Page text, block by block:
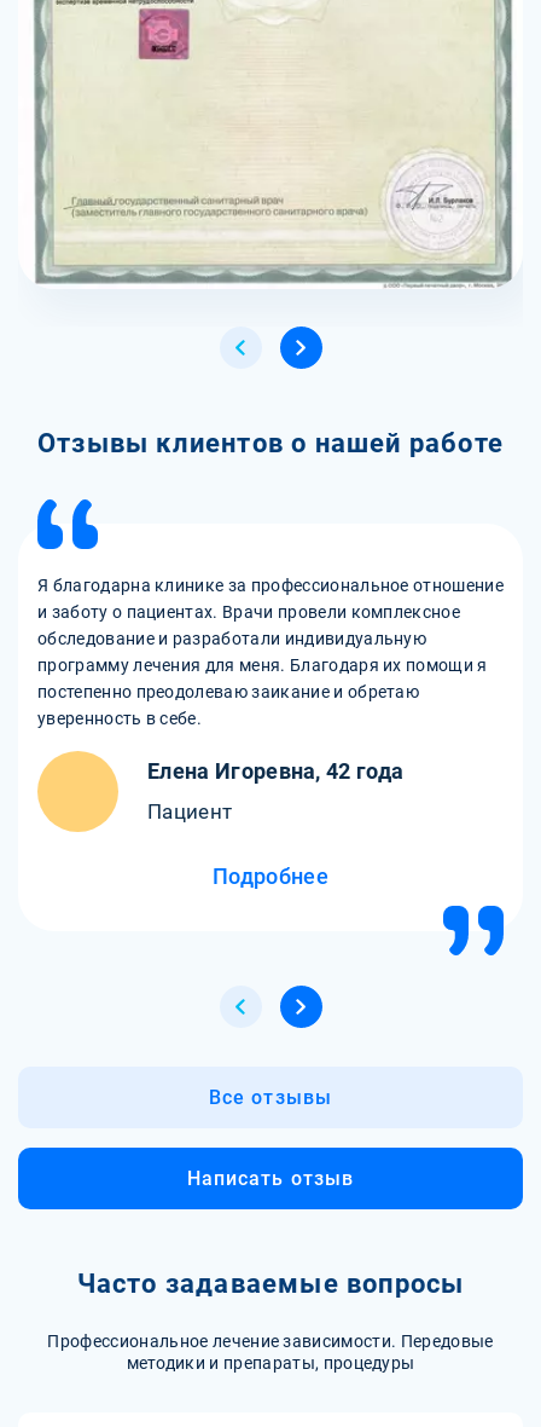
Отзывы клиентов о нашей работе
Я благодарна клинике за профессиональное отношение
и заботу о пациентах. Врачи провели комплексное
обследование и разработали индивидуальную
программу лечения для меня. Благодаря их помощи я
постепенно преодолеваю заикание и обретаю
уверенность в себе.
Елена Игоревна, 42 года
Пациент
Подробнее
Все отзывы
Написать отзыв
Часто задаваемые вопросы
Профессиональное лечение зависимости. Передовые
методики и препараты, процедуры